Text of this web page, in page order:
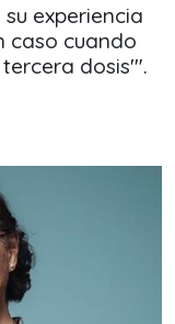
experiencia
caso cuando
dosis'".